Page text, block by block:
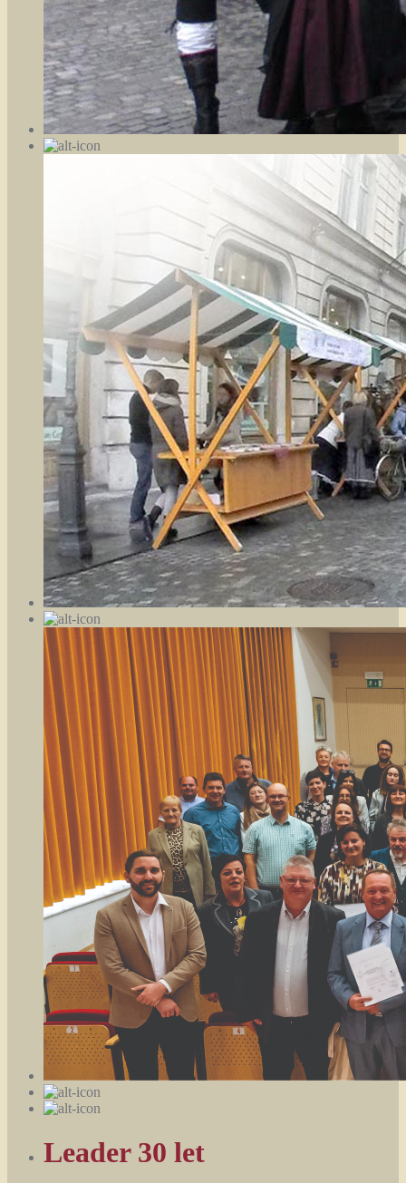
Leader 30 let